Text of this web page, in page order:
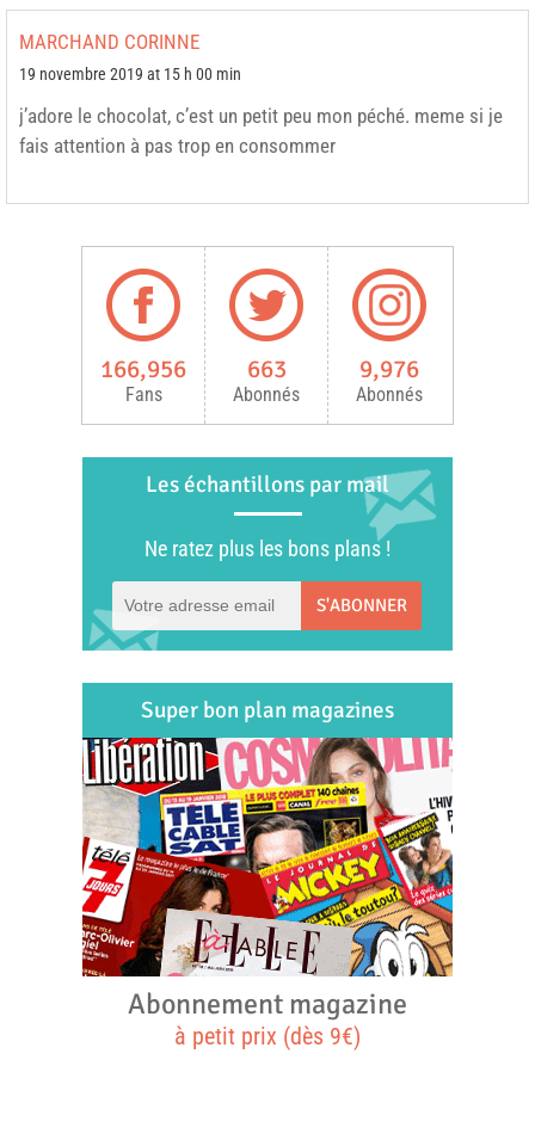
MARCHAND CORINNE
19 novembre 2019 at 15 h 00 min
j’adore le chocolat, c’est un petit peu mon péché. meme si je
fais attention à pas trop en consommer
166,956
Fans
663
Abonnés
9,976
Abonnés
Les échantillons par mail
Ne ratez plus les bons plans !
S'ABONNER
Super bon plan magazines
Abonnement magazine
à petit prix (dès 9€)